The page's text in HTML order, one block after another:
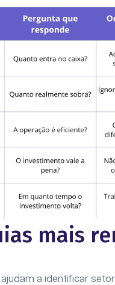
mais
a identificar